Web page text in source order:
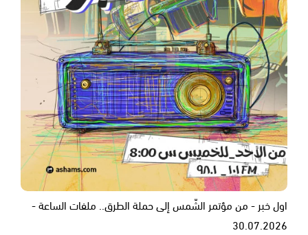
اول خبر - من مؤتمر الشّمس إلى حملة الطرق.. ملفات الساعة -
30.07.2026